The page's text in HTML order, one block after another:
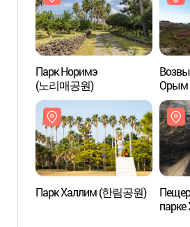
Парк Норимэ
(노리매공원)
Орым
Парк Халлим (한림공원)